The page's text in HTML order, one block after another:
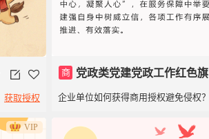
商 党政类党建党政工作红色旗
企业单位如何获得商用授权避免侵权？
获取授权
VIP